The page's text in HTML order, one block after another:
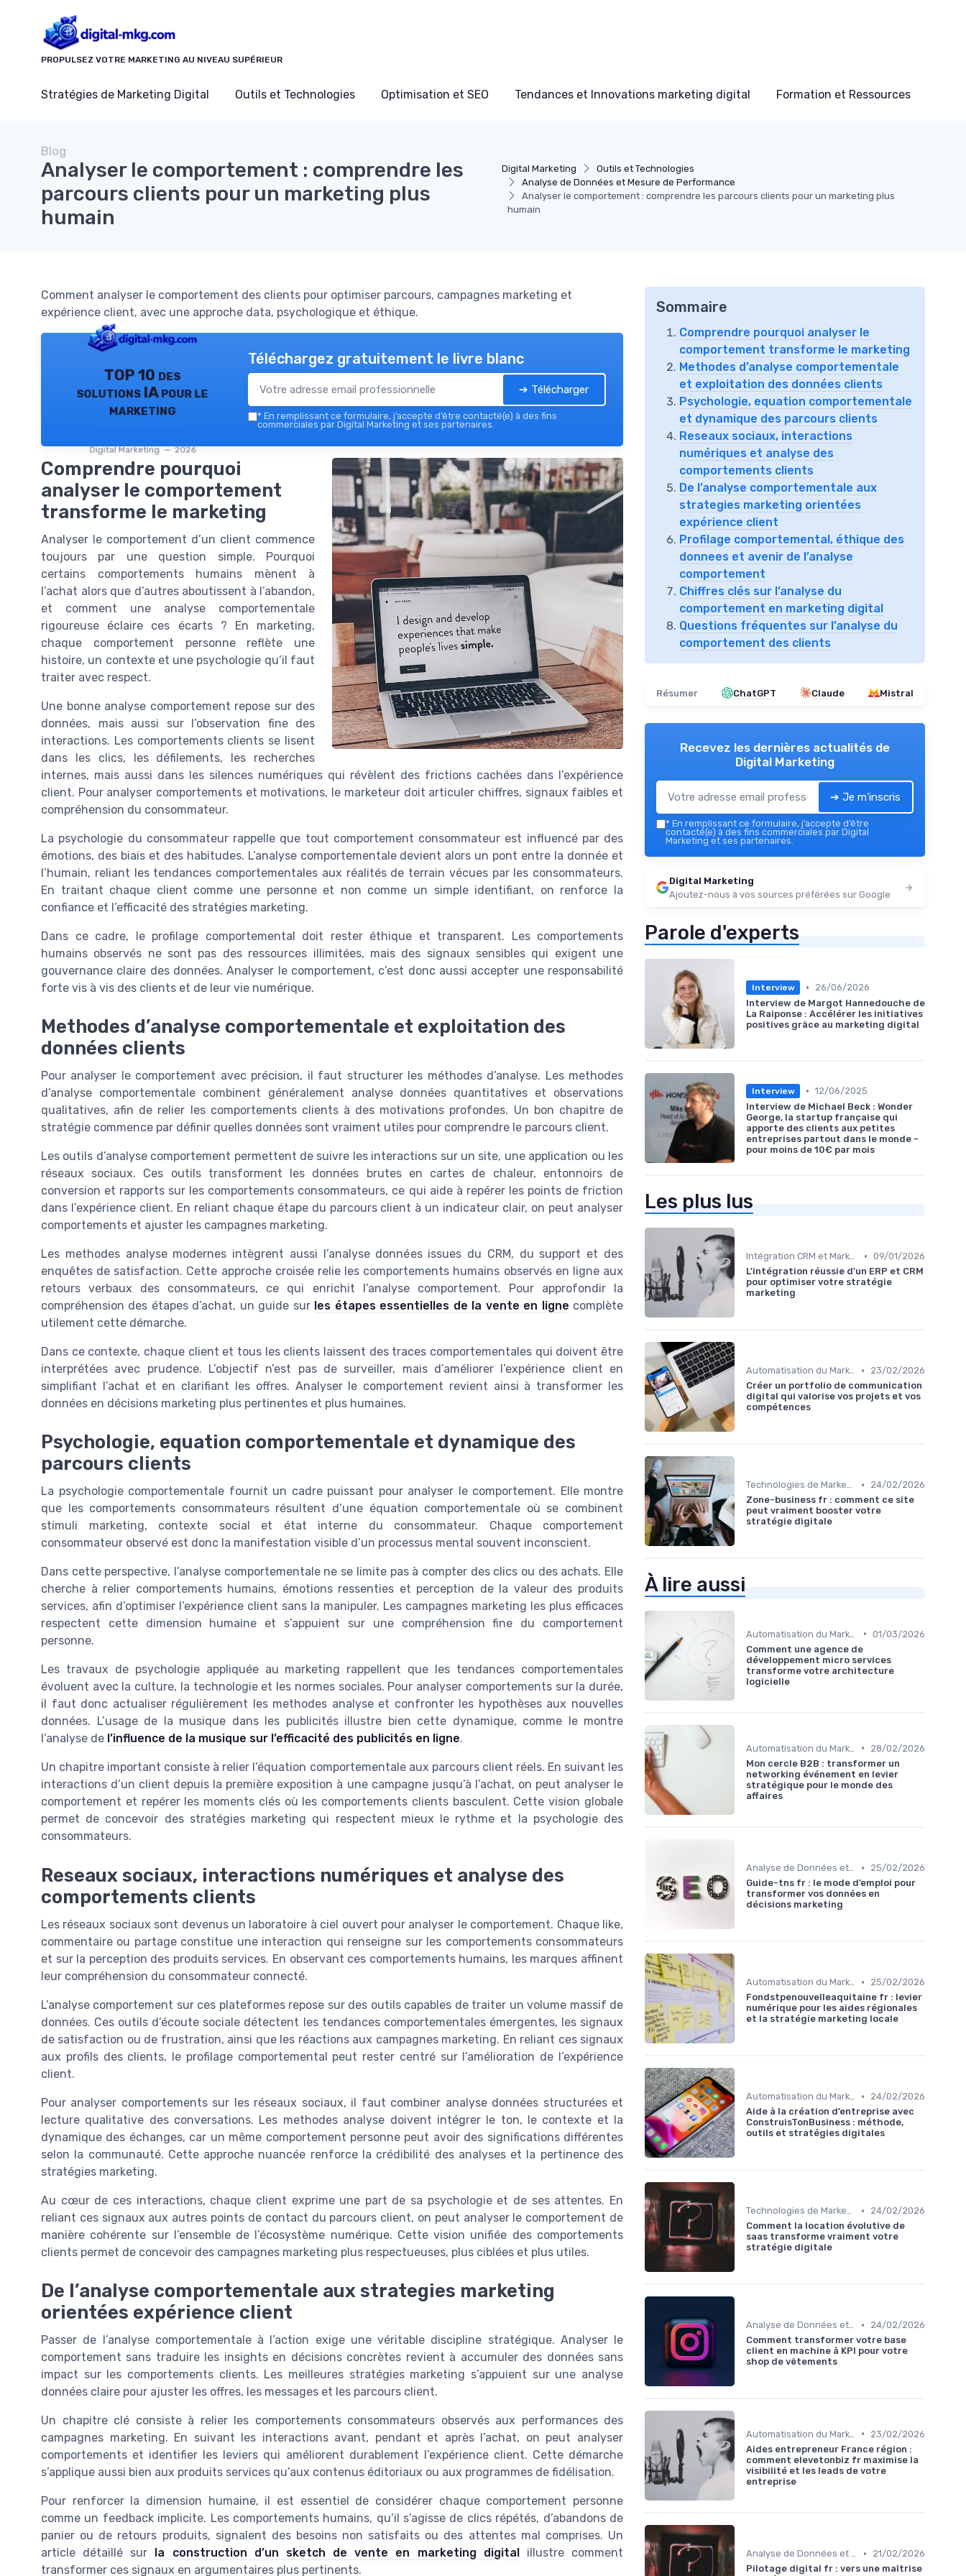
PROPULSEZ VOTRE MARKETING AU NIVEAU SUPÉRIEUR
Stratégies de Marketing Digital Outils et Technologies Optimisation et SEO Tendances et Innovations marketing digital Formation et Ressources
Digital Marketing
Outils et Technologies
Analyse de Données et Mesure de Performance
Analyser le comportement : comprendre les parcours clients pour un marketing plus
humain
Blog
Analyser le comportement : comprendre les
parcours clients pour un marketing plus
humain
Comment analyser le comportement des clients pour optimiser parcours, campagnes marketing et
expérience client, avec une approche data, psychologique et éthique.
TOP 10 des
solutions IA pour le
marketing
Digital Marketing — 2026
Téléchargez gratuitement le livre blanc
➔ Télécharger
* En remplissant ce formulaire, j’accepte d’être contacté(e) à des fins
commerciales par Digital Marketing et ses partenaires.
Comprendre pourquoi
analyser le comportement
transforme le marketing
Analyser le comportement d’un client commence
toujours par une question simple. Pourquoi
certains comportements humains mènent à
l’achat alors que d’autres aboutissent à l’abandon,
et comment une analyse comportementale
rigoureuse éclaire ces écarts ? En marketing,
chaque comportement personne reflète une
histoire, un contexte et une psychologie qu’il faut
traiter avec respect.
Une bonne analyse comportement repose sur des
données, mais aussi sur l’observation fine des
interactions. Les comportements clients se lisent
dans les clics, les défilements, les recherches
internes, mais aussi dans les silences numériques qui révèlent des frictions cachées dans l’expérience
client. Pour analyser comportements et motivations, le marketeur doit articuler chiffres, signaux faibles et
compréhension du consommateur.
La psychologie du consommateur rappelle que tout comportement consommateur est influencé par des
émotions, des biais et des habitudes. L’analyse comportementale devient alors un pont entre la donnée et
l’humain, reliant les tendances comportementales aux réalités de terrain vécues par les consommateurs.
En traitant chaque client comme une personne et non comme un simple identifiant, on renforce la
confiance et l’efficacité des stratégies marketing.
Dans ce cadre, le profilage comportemental doit rester éthique et transparent. Les comportements
humains observés ne sont pas des ressources illimitées, mais des signaux sensibles qui exigent une
gouvernance claire des données. Analyser le comportement, c’est donc aussi accepter une responsabilité
forte vis à vis des clients et de leur vie numérique.
Methodes d’analyse comportementale et exploitation des
données clients
Pour analyser le comportement avec précision, il faut structurer les méthodes d’analyse. Les methodes
d’analyse comportementale combinent généralement analyse données quantitatives et observations
qualitatives, afin de relier les comportements clients à des motivations profondes. Un bon chapitre de
stratégie commence par définir quelles données sont vraiment utiles pour comprendre le parcours client.
Les outils d’analyse comportement permettent de suivre les interactions sur un site, une application ou les
réseaux sociaux. Ces outils transforment les données brutes en cartes de chaleur, entonnoirs de
conversion et rapports sur les comportements consommateurs, ce qui aide à repérer les points de friction
dans l’expérience client. En reliant chaque étape du parcours client à un indicateur clair, on peut analyser
comportements et ajuster les campagnes marketing.
Les methodes analyse modernes intègrent aussi l’analyse données issues du CRM, du support et des
enquêtes de satisfaction. Cette approche croisée relie les comportements humains observés en ligne aux
retours verbaux des consommateurs, ce qui enrichit l’analyse comportement. Pour approfondir la
compréhension des étapes d’achat, un guide sur les étapes essentielles de la vente en ligne complète
utilement cette démarche.
Dans ce contexte, chaque client et tous les clients laissent des traces comportementales qui doivent être
interprétées avec prudence. L’objectif n’est pas de surveiller, mais d’améliorer l’expérience client en
simplifiant l’achat et en clarifiant les offres. Analyser le comportement revient ainsi à transformer les
données en décisions marketing plus pertinentes et plus humaines.
Psychologie, equation comportementale et dynamique des
parcours clients
La psychologie comportementale fournit un cadre puissant pour analyser le comportement. Elle montre
que les comportements consommateurs résultent d’une équation comportementale où se combinent
stimuli marketing, contexte social et état interne du consommateur. Chaque comportement
consommateur observé est donc la manifestation visible d’un processus mental souvent inconscient.
Dans cette perspective, l’analyse comportementale ne se limite pas à compter des clics ou des achats. Elle
cherche à relier comportements humains, émotions ressenties et perception de la valeur des produits
services, afin d’optimiser l’expérience client sans la manipuler. Les campagnes marketing les plus efficaces
respectent cette dimension humaine et s’appuient sur une compréhension fine du comportement
personne.
Les travaux de psychologie appliquée au marketing rappellent que les tendances comportementales
évoluent avec la culture, la technologie et les normes sociales. Pour analyser comportements sur la durée,
il faut donc actualiser régulièrement les methodes analyse et confronter les hypothèses aux nouvelles
données. L’usage de la musique dans les publicités illustre bien cette dynamique, comme le montre
l’analyse de l’influence de la musique sur l’efficacité des publicités en ligne.
Un chapitre important consiste à relier l’équation comportementale aux parcours client réels. En suivant les
interactions d’un client depuis la première exposition à une campagne jusqu’à l’achat, on peut analyser le
comportement et repérer les moments clés où les comportements clients basculent. Cette vision globale
permet de concevoir des stratégies marketing qui respectent mieux le rythme et la psychologie des
consommateurs.
Reseaux sociaux, interactions numériques et analyse des
comportements clients
Les réseaux sociaux sont devenus un laboratoire à ciel ouvert pour analyser le comportement. Chaque like,
commentaire ou partage constitue une interaction qui renseigne sur les comportements consommateurs
et sur la perception des produits services. En observant ces comportements humains, les marques affinent
leur compréhension du consommateur connecté.
L’analyse comportement sur ces plateformes repose sur des outils capables de traiter un volume massif de
données. Ces outils d’écoute sociale détectent les tendances comportementales émergentes, les signaux
de satisfaction ou de frustration, ainsi que les réactions aux campagnes marketing. En reliant ces signaux
aux profils des clients, le profilage comportemental peut rester centré sur l’amélioration de l’expérience
client.
Pour analyser comportements sur les réseaux sociaux, il faut combiner analyse données structurées et
lecture qualitative des conversations. Les methodes analyse doivent intégrer le ton, le contexte et la
dynamique des échanges, car un même comportement personne peut avoir des significations différentes
selon la communauté. Cette approche nuancée renforce la crédibilité des analyses et la pertinence des
stratégies marketing.
Au cœur de ces interactions, chaque client exprime une part de sa psychologie et de ses attentes. En
reliant ces signaux aux autres points de contact du parcours client, on peut analyser le comportement de
manière cohérente sur l’ensemble de l’écosystème numérique. Cette vision unifiée des comportements
clients permet de concevoir des campagnes marketing plus respectueuses, plus ciblées et plus utiles.
De l’analyse comportementale aux strategies marketing
orientées expérience client
Passer de l’analyse comportementale à l’action exige une véritable discipline stratégique. Analyser le
comportement sans traduire les insights en décisions concrètes revient à accumuler des données sans
impact sur les comportements clients. Les meilleures stratégies marketing s’appuient sur une analyse
données claire pour ajuster les offres, les messages et les parcours client.
Un chapitre clé consiste à relier les comportements consommateurs observés aux performances des
campagnes marketing. En suivant les interactions avant, pendant et après l’achat, on peut analyser
comportements et identifier les leviers qui améliorent durablement l’expérience client. Cette démarche
s’applique aussi bien aux produits services qu’aux contenus éditoriaux ou aux programmes de fidélisation.
Pour renforcer la dimension humaine, il est essentiel de considérer chaque comportement personne
comme un feedback implicite. Les comportements humains, qu’il s’agisse de clics répétés, d’abandons de
panier ou de retours produits, signalent des besoins non satisfaits ou des attentes mal comprises. Un
article détaillé sur la construction d’un sketch de vente en marketing digitalillustre comment
transformer ces signaux en argumentaires plus pertinents.
Sommaire
Comprendre pourquoi analyser le
comportement transforme le marketing
Methodes d’analyse comportementale
et exploitation des données clients
Psychologie, equation comportementale
et dynamique des parcours clients
Reseaux sociaux, interactions
numériques et analyse des
comportements clients
De l’analyse comportementale aux
strategies marketing orientées
expérience client
Profilage comportemental, éthique des
donnees et avenir de l’analyse
comportement
Chiffres clés sur l’analyse du
comportement en marketing digital
Questions fréquentes sur l’analyse du
comportement des clients
Résumer ChatGPT Claude Mistral
Recevez les dernières actualités de
Digital Marketing
➔ Je m'inscris
* En remplissant ce formulaire, j’accepte d’être
contacté(e) à des fins commerciales par Digital
Marketing et ses partenaires.
Digital Marketing
Ajoutez-nous à vos sources préférées sur Google
Parole d'experts
Interview •
26/06/2026
Interview de Margot Hannedouche de
La Raiponse : Accélérer les initiatives
positives grâce au marketing digital
Interview • 12/06/2025
Interview de Michael Beck : Wonder
George, la startup française qui
apporte des clients aux petites
entreprises partout dans le monde -
pour moins de 10€ par mois
Les plus lus
Intégration CRM et Marketing • 09/01/2026
L'intégration réussie d'un ERP et CRM
pour optimiser votre stratégie
marketing
Automatisation du Marketing •
23/02/2026
Créer un portfolio de communication
digital qui valorise vos projets et vos
compétences
Technologies de Marketing Digital •
24/02/2026
Zone-business fr : comment ce site
peut vraiment booster votre
stratégie digitale
À lire aussi
• 01/03/2026
Comment une agence de
développement micro services
transforme votre architecture
logicielle
•
28/02/2026
Mon cercle B2B : transformer un
networking événement en levier
stratégique pour le monde des
affaires
Analyse de Données et Mesure de Performance •
25/02/2026
Guide-tns fr : le mode d’emploi pour
transformer vos données en
décisions marketing
Automatisation du Marketing •
25/02/2026
Fondstpenouvelleaquitaine fr : levier
numérique pour les aides régionales
et la stratégie marketing locale
Automatisation du Marketing •
24/02/2026
Aide à la création d’entreprise avec
ConstruisTonBusiness : méthode,
outils et stratégies digitales
Technologies de Marketing Digital •
24/02/2026
Comment la location évolutive de
saas transforme vraiment votre
stratégie digitale
Analyse de Données et Mesure de Performance •
24/02/2026
Comment transformer votre base
client en machine à KPI pour votre
shop de vêtements
•
23/02/2026
Aides entrepreneur France région :
comment elevetonbiz fr maximise la
visibilité et les leads de votre
entreprise
Analyse de Données et Mesure de Performance •
21/02/2026
Pilotage digital fr : vers une maîtrise